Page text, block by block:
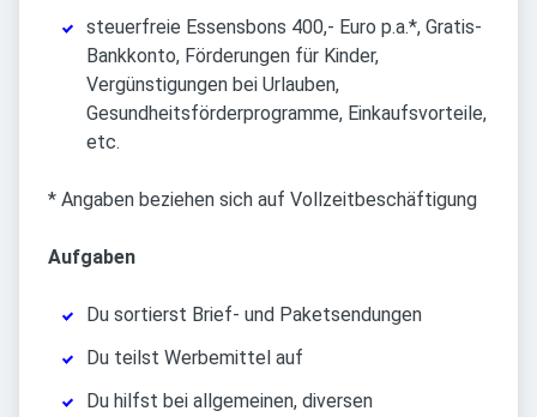
steuerfreie Essensbons 400,- Euro p.a.*, Gratis-
Bankkonto, Förderungen für Kinder,
Vergünstigungen bei Urlauben,
Gesundheitsförderprogramme, Einkaufsvorteile,
etc.
* Angaben beziehen sich auf Vollzeitbeschäftigung
Aufgaben
Du sortierst Brief- und Paketsendungen
Du teilst Werbemittel auf
Du hilfst bei allgemeinen, diversen